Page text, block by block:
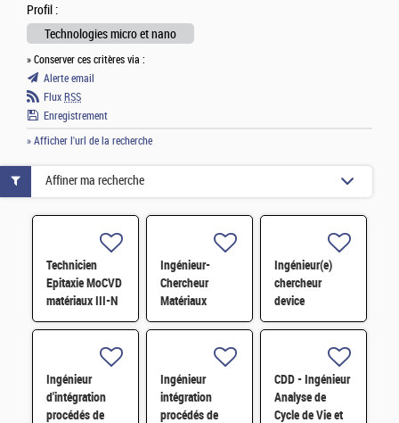
Profil :
Technologies micro et nano
» Conserver ces critères via :
Alerte email
Flux RSS
Enregistrement
» Afficher l'url de la recherche
Technicien
Epitaxie MoCVD
matériaux III-N
H/F
Ingénieur-
Chercheur
Matériaux
Chalcogénures à
Phase pour
Dispositifs
Mémoires,
Photoniques
Ingénieur(e)
chercheur
device
intégration H/F
Ingénieur
d'intégration
procédés de
Ingénieur
intégration
procédés de
CDD - Ingénieur
Analyse de
Cycle de Vie et
Affiner ma recherche